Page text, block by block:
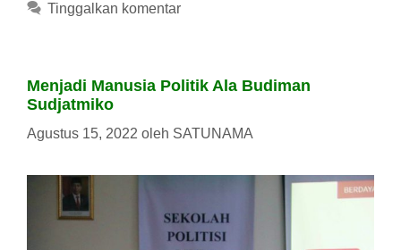
Tinggalkan komentar
Menjadi Manusia Politik Ala Budiman
Sudjatmiko
Agustus 15, 2022 oleh SATUNAMA